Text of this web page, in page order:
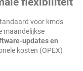
voor kmo's
maandelijkse
updates en
kosten (OPEX)